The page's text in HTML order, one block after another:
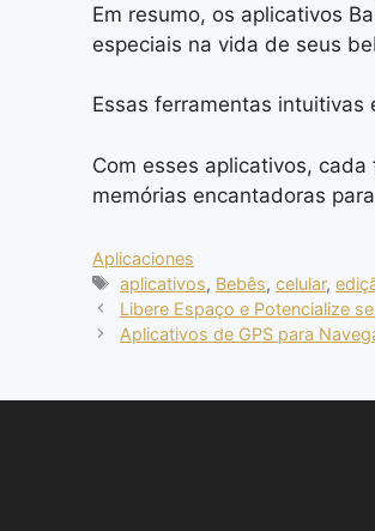
Em resumo, os aplicativos
especiais na vida de seus
Essas ferramentas
Com esses aplicativos,
memórias encantadoras
Categorias
Aplicaciones
Tags
aplicativos, Bebês,celular,
Libere Espaço e Potencialize
Aplicativos de GPS para